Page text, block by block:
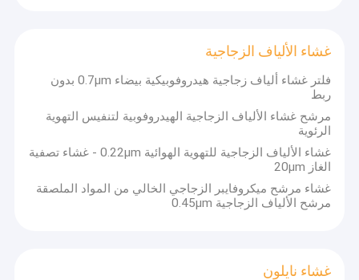
غشاء الألياف الزجاجية
فلتر غشاء ألياف زجاجية هيدروفوبيكية بيضاء 0.7μm بدون
ربط
مرشح غشاء الألياف الزجاجية الهيدروفوبية لتنفيس التهوية
الرئوية
غشاء الألياف الزجاجية للتهوية الهوائية 0.22μm - غشاء تصفية
الغاز 20μm
غشاء مرشح ميكروفايبر الزجاجي الخالي من المواد الملصقة
مرشح الألياف الزجاجية 0.45μm
غشاء نايلون